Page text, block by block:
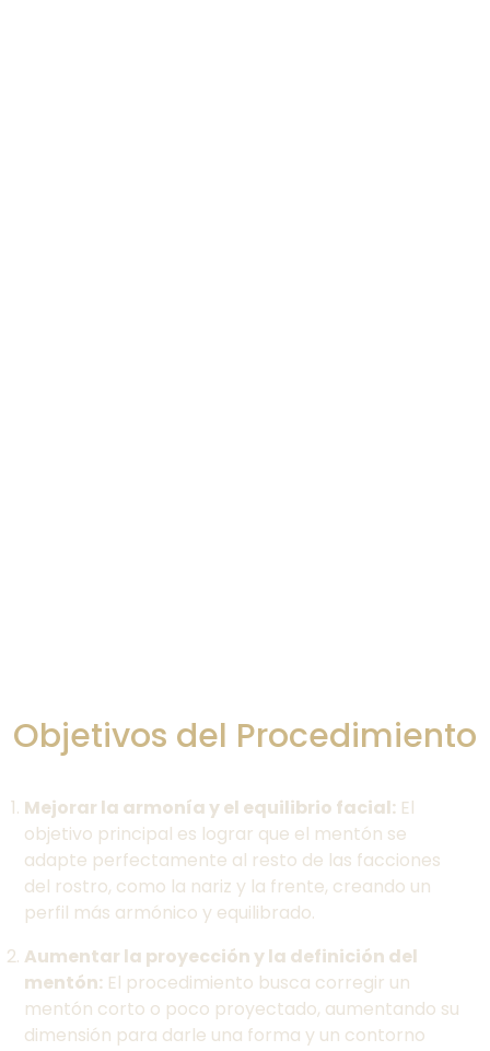
Objetivos del Procedimiento
Mejorar la armonía y el equilibrio facial: El
objetivo principal es lograr que el mentón se
adapte perfectamente al resto de las facciones
del rostro, como la nariz y la frente, creando un
perfil más armónico y equilibrado.
Aumentar la proyección y la definición del
mentón: El procedimiento busca corregir un
mentón corto o poco proyectado, aumentando su
dimensión para darle una forma y un contorno